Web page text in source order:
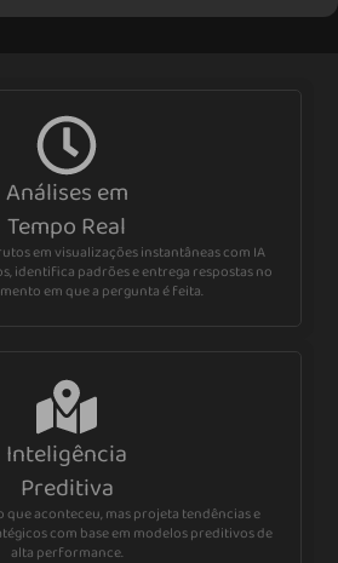
Análises em
Tempo Real
em visualizações instantâneas com IA
identifica padrões e entrega respostas no
em que a pergunta é feita.
Inteligência
Preditiva
que aconteceu, mas projeta tendências e
com base em modelos preditivos de
alta performance.